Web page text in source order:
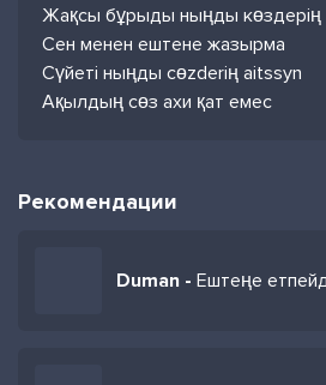
Жақсы бұрыды ныңды көздерің
Сен менен ештене жазырма
Сүйеті ныңды сөzderiң aitssyn
Ақылдың сөз aхи қат емес
Рекомендации
Duman - Ештеңе